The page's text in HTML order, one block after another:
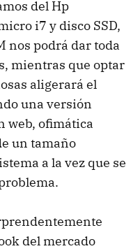
del Hp
i7 y disco SSD,
nos podrá dar toda
mientras que optar
aligerará el
una versión
web, ofimática
un tamaño
a la vez que se
del mercado